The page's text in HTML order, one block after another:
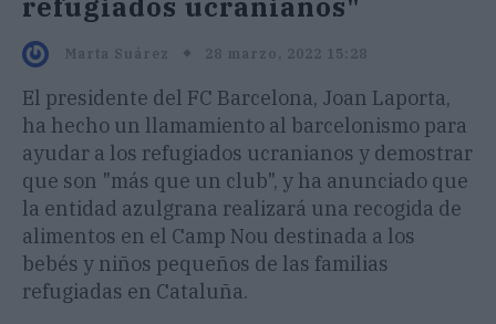
Marta Suárez 28 marzo, 2022 15:28
El presidente del FC Barcelona, Joan Laporta,
ha hecho un llamamiento al barcelonismo para
ayudar a los refugiados ucranianos y demostrar
que son "más que un club", y ha anunciado que
la entidad azulgrana realizará una recogida de
alimentos en el Camp Nou destinada a los
bebés y niños pequeños de las familias
refugiadas en Cataluña.